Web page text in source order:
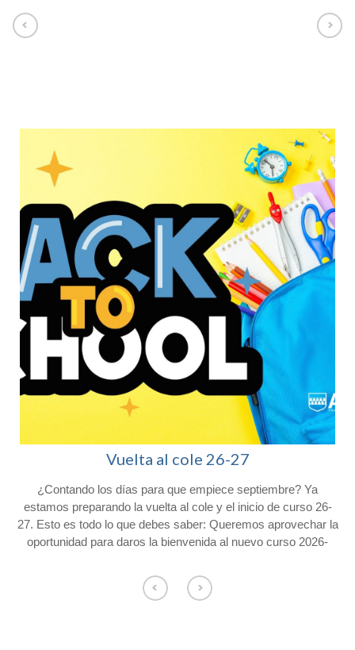
Vuelta al cole 26-27
¿Contando los días para que empiece septiembre? Ya
estamos preparando la vuelta al cole y el inicio de curso 26-
27. Esto es todo lo que debes saber: Queremos aprovechar la
oportunidad para daros la bienvenida al nuevo curso 2026-
Afuera. Con vistas al inicio del próximo curso, os hacemos
llegar la siguiente información. Consulta el calendario escolar